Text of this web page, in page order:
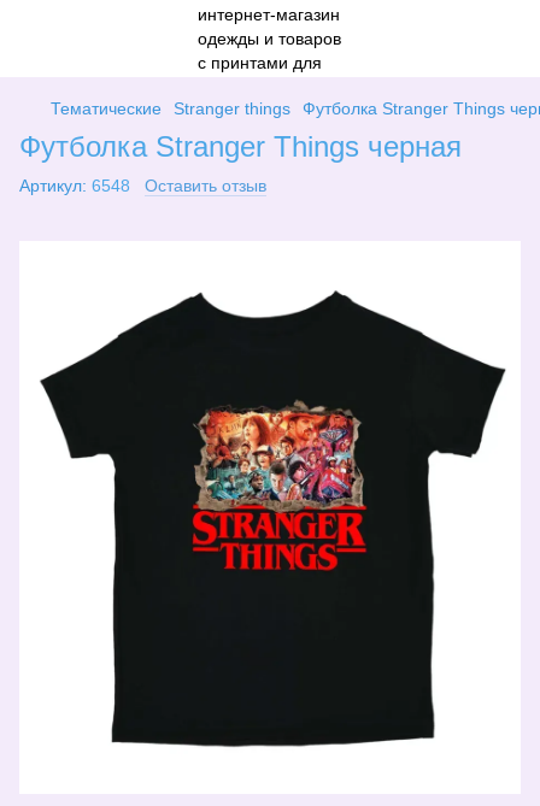
Тематические Stranger things Футболка Stranger Things
Футболка Stranger Things черная
Артикул: 6548 Оставить отзыв